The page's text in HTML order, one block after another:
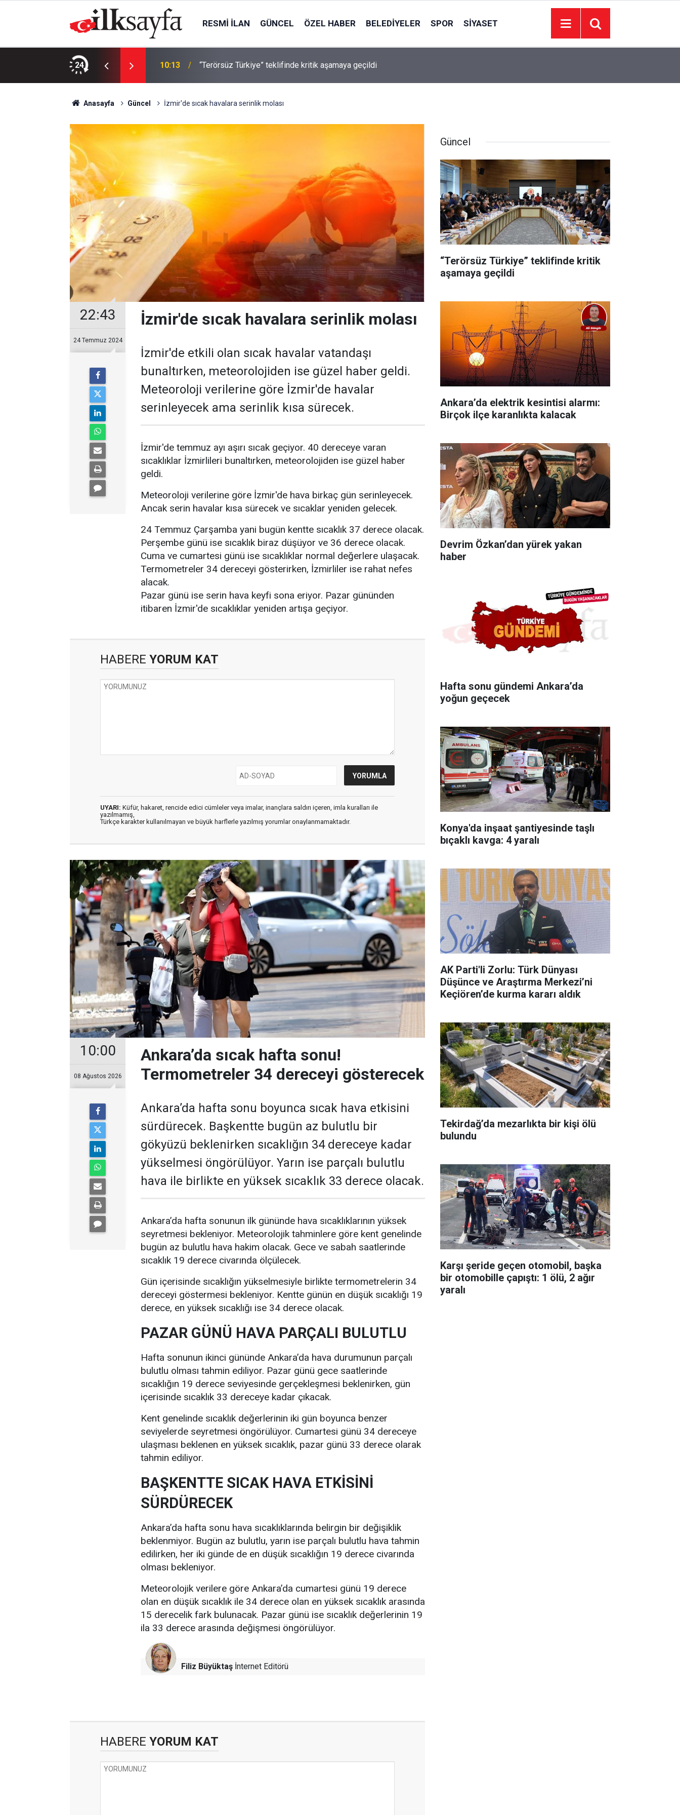
RESMI İLAN GÜNCEL ÖZEL HABER BELEDIYELER SPOR SIYASET
24
ve 3. haftadaki dev karşılaşmalar 10:13 “Terörsüz Türkiye” teklifinde kritik aşamaya geçildi
Anasayfa Güncel İzmir'de sıcak havalara serinlik molası
22:43
24 Temmuz 2024
İzmir'de sıcak havalara serinlik molası
İzmir'de etkili olan sıcak havalar vatandaşı
bunaltırken, meteorolojiden ise güzel haber geldi.
Meteoroloji verilerine göre İzmir'de havalar
serinleyecek ama serinlik kısa sürecek.
İzmir'de temmuz ayı aşırı sıcak geçiyor. 40 dereceye varan
sıcaklıklar İzmirlileri bunaltırken, meteorolojiden ise güzel haber
geldi.
Meteoroloji verilerine göre İzmir'de hava birkaç gün serinleyecek.
Ancak serin havalar kısa sürecek ve sıcaklar yeniden gelecek.
24 Temmuz Çarşamba yani bugün kentte sıcaklık 37 derece olacak.
Perşembe günü ise sıcaklık biraz düşüyor ve 36 derece olacak.
Cuma ve cumartesi günü ise sıcaklıklar normal değerlere ulaşacak.
Termometreler 34 dereceyi gösterirken, İzmirliler ise rahat nefes
alacak.
Pazar günü ise serin hava keyfi sona eriyor. Pazar gününden
itibaren İzmir'de sıcaklıklar yeniden artışa geçiyor.
HABERE YORUM KAT
UYARI: Küfür, hakaret, rencide edici cümleler veya imalar, inançlara saldırı içeren, imla kuralları ile
yazılmamış,
Türkçe karakter kullanılmayan ve büyük harflerle yazılmış yorumlar onaylanmamaktadır.
10:00
08 Ağustos 2026
Ankara’da sıcak hafta sonu!
Termometreler 34 dereceyi gösterecek
Ankara’da hafta sonu boyunca sıcak hava etkisini
sürdürecek. Başkentte bugün az bulutlu bir
gökyüzü beklenirken sıcaklığın 34 dereceye kadar
yükselmesi öngörülüyor. Yarın ise parçalı bulutlu
hava ile birlikte en yüksek sıcaklık 33 derece olacak.
Ankara’da hafta sonunun ilk gününde hava sıcaklıklarının yüksek
seyretmesi bekleniyor. Meteorolojik tahminlere göre kent genelinde
bugün az bulutlu hava hakim olacak. Gece ve sabah saatlerinde
sıcaklık 19 derece civarında ölçülecek.
Gün içerisinde sıcaklığın yükselmesiyle birlikte termometrelerin 34
dereceyi göstermesi bekleniyor. Kentte günün en düşük sıcaklığı 19
derece, en yüksek sıcaklığı ise 34 derece olacak.
PAZAR GÜNÜ HAVA PARÇALI BULUTLU
Hafta sonunun ikinci gününde Ankara’da hava durumunun parçalı
bulutlu olması tahmin ediliyor. Pazar günü gece saatlerinde
sıcaklığın 19 derece seviyesinde gerçekleşmesi beklenirken, gün
içerisinde sıcaklık 33 dereceye kadar çıkacak.
Kent genelinde sıcaklık değerlerinin iki gün boyunca benzer
seviyelerde seyretmesi öngörülüyor. Cumartesi günü 34 dereceye
ulaşması beklenen en yüksek sıcaklık, pazar günü 33 derece olarak
tahmin ediliyor.
BAŞKENTTE SICAK HAVA ETKİSİNİ
SÜRDÜRECEK
Ankara’da hafta sonu hava sıcaklıklarında belirgin bir değişiklik
beklenmiyor. Bugün az bulutlu, yarın ise parçalı bulutlu hava tahmin
edilirken, her iki günde de en düşük sıcaklığın 19 derece civarında
olması bekleniyor.
Meteorolojik verilere göre Ankara’da cumartesi günü 19 derece
olan en düşük sıcaklık ile 34 derece olan en yüksek sıcaklık arasında
15 derecelik fark bulunacak. Pazar günü ise sıcaklık değerlerinin 19
ila 33 derece arasında değişmesi öngörülüyor.
Filiz Büyüktaş İnternet Editörü
HABERE YORUM KAT
Güncel
“Terörsüz Türkiye” teklifinde kritik
aşamaya geçildi
Ankara’da elektrik kesintisi alarmı:
Birçok ilçe karanlıkta kalacak
Devrim Özkan’dan yürek yakan
haber
Hafta sonu gündemi Ankara’da
yoğun geçecek
Konya'da inşaat şantiyesinde taşlı
bıçaklı kavga: 4 yaralı
AK Parti'li Zorlu: Türk Dünyası
Düşünce ve Araştırma Merkezi’ni
Keçiören’de kurma kararı aldık
Tekirdağ’da mezarlıkta bir kişi ölü
bulundu
Karşı şeride geçen otomobil, başka
bir otomobille çapıştı: 1 ölü, 2 ağır
yaralı